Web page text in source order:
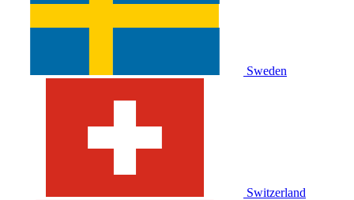
Sweden
Switzerland